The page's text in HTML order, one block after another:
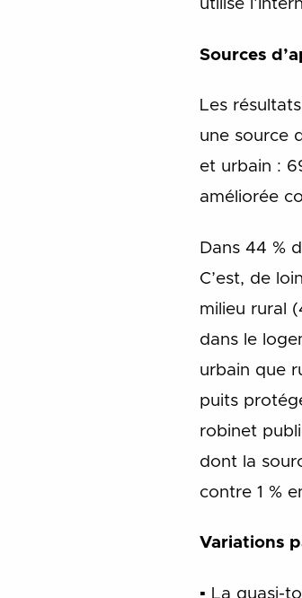
utilisé
Sources
Les
une source
et urbain :
améliorée
Dans 44 %
C’est, de
milieu rural
dans le
urbain que
puits
robinet
dont la
contre 1 %
Variations
▪ La quasi-